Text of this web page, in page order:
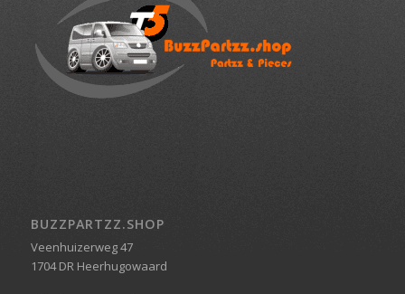
BUZZPARTZZ.SHOP
Veenhuizerweg 47
1704 DR Heerhugowaard